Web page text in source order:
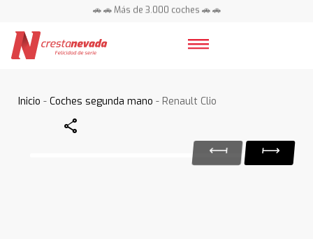
🚗 🚗 Más de 3.000 coches 🚗 🚗
Inicio -Coches segunda mano - Renault Clio
Share